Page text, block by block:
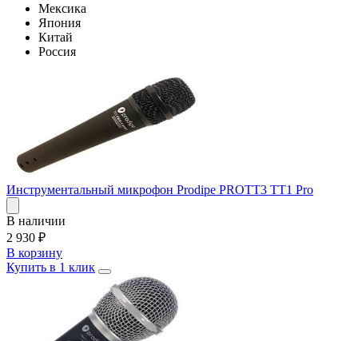
Мексика
Япония
Китай
Россия
Инструментальный микрофон Prodipe PROTT3 TT1 Pro
В наличии
2 930 ₽
В корзину
Купить в 1 клик